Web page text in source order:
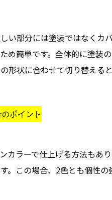
い部分には塗装ではなく
め簡単です。全体的に塗装
形状に合わせて切り替え
ポイント
カラーで仕上げる方法もあ
。この場合、2色とも個性